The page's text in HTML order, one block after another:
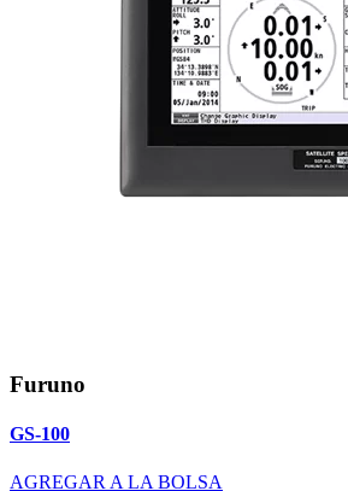
Furuno
GS-100
AGREGAR A LA BOLSA